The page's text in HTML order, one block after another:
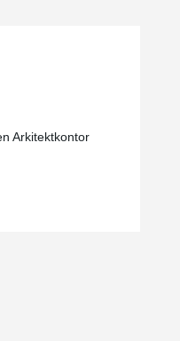
Arkitektkontor